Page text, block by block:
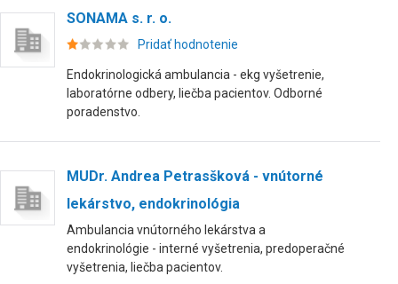
SONAMA s. r. o.
Pridať hodnotenie
Endokrinologická ambulancia - ekg vyšetrenie,
laboratórne odbery, liečba pacientov. Odborné
poradenstvo.
MUDr. Andrea Petrasšková - vnútorné
lekárstvo, endokrinológia
Ambulancia vnútorného lekárstva a
endokrinológie - interné vyšetrenia, predoperačné
vyšetrenia, liečba pacientov.